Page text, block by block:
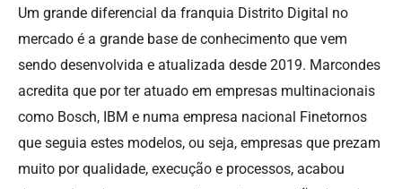
Um grande diferencial da franquia Distrito Digital no
mercado é a grande base de conhecimento que vem
sendo desenvolvida e atualizada desde 2019. Marcondes
acredita que por ter atuado em empresas multinacionais
como Bosch, IBM e numa empresa nacional Finetornos
que seguia estes modelos, ou seja, empresas que prezam
muito por qualidade, execução e processos, acabou